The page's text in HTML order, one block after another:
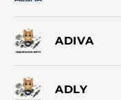
ADIVA
ADLY